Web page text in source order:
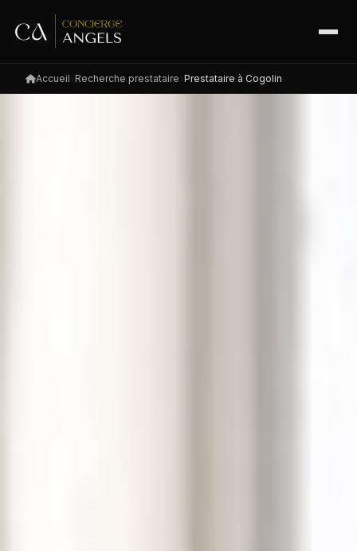
Accueil Recherche prestataire Prestataire à Cogolin